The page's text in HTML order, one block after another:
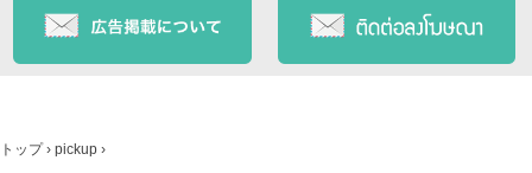
トップ › pickup ›